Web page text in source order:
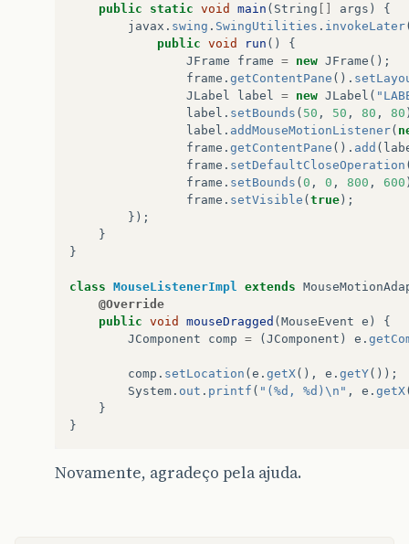
public
static void main ( String [] args )
{
javax . swing . SwingUtilities . invokeLater
public void run ()
{
JFrame
frame = new JFrame ();
frame . getContentPane ().
JLabel
label = new JLabel (
label . setBounds ( 50 , 50 , 80 , 80
label . addMouseMotionListener(
frame . getContentPane (). add (
frame . setDefaultCloseOperation
frame . setBounds (0 , 0 , 800 , 600
frame . setVisible (true);
});
}
}
class MouseListenerImpl extends
@Override
public void mouseDragged (MouseEvent e )
{
JComponent
comp = (JComponent ) e .
comp . setLocation (e . getX(), e . getY());
System . out . printf ( "(%d, %d)\n" , e . getX
}
}
Novamente, agradeço pela ajuda.